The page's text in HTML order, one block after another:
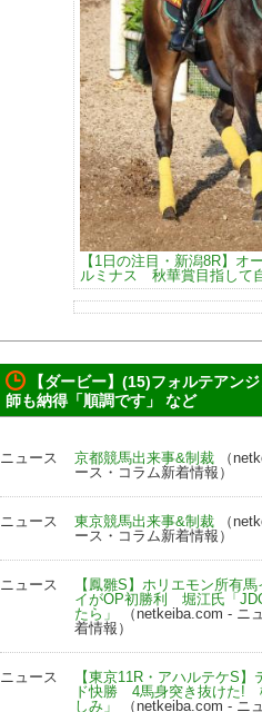
【1日の注目・新潟8R】オ
ルミナス 秋華賞目指して
【ダービー】(15)フォルテア
師も納得「順調です」 など
ニュース 京都競馬出来事&制裁 （
ース・コラム新着情報）
ニュース 東京競馬出来事&制裁 （
ース・コラム新着情報）
ニュース
【鳳雛S】ホリエモン所有
イがOP初勝利 堀江氏「
たら」
（netkeiba.com - ニ
着情報）
ニュース
【東京11R・アハルテケS
ド快勝 4馬身突き抜けた!
しみ」
（netkeiba.com - ニ